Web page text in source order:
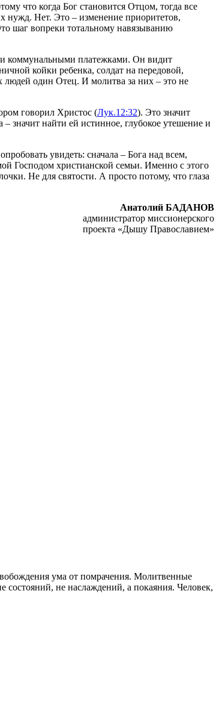
что когда Бог становится Отцом, тогда все
нужд. Нет. Это – изменение приоритетов,
шаг вопреки тотальному навязыванию
и коммунальными платежками. Он видит
койки ребенка, солдат на передовой,
людей один Отец. И молитва за них – это не
говорил Христос (Лук.12:32). Это значит
значит найти ей истинное, глубокое утешение и
увидеть: сначала – Бога над всем,
Господом христианской семьи. Именно с этого
Не для святости. А просто потому, что глаза
Анатолий БАДАНОВ
администратор миссионерского
проекта «Дышу Православием»
ума от помрачения. Молитвенные
не наслаждений, а покаяния. Человек,